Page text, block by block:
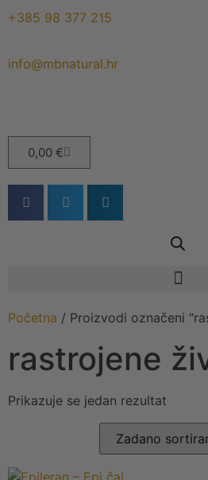
+385 98 377 215
info@mbnatural.hr
0,00 €
Početna / Proizvodi označeni
rastrojene
Prikazuje se jedan rezultat